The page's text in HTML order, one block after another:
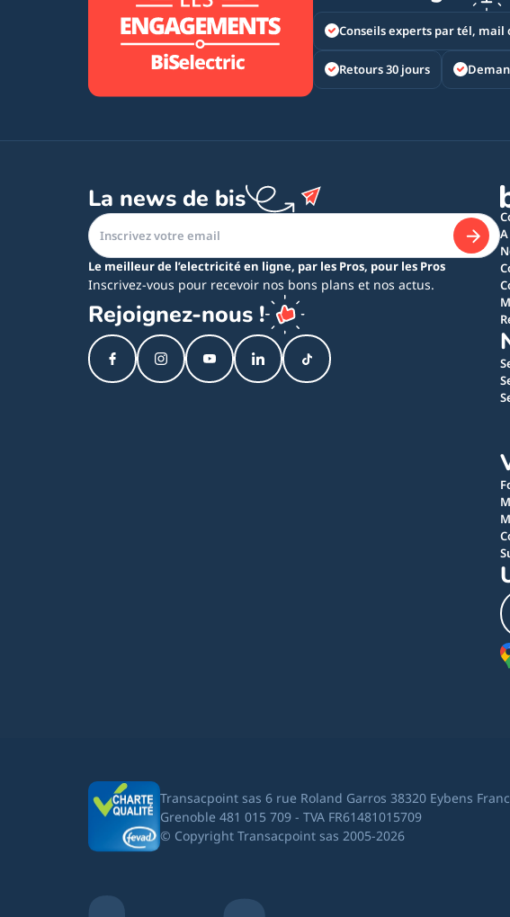
Conseils experts par tél, mail
Retours 30 jours
La news de bis
Le meilleur de l’electricité en ligne, par les Pros, pour les Pros
Inscrivez-vous pour recevoir nos bons plans et nos actus.
Rejoignez-nous !
Transacpoint sas 6 rue Roland Garros 38320 Eybens
Grenoble 481 015 709 - TVA FR61481015709
© Copyright Transacpoint sas 2005-2026